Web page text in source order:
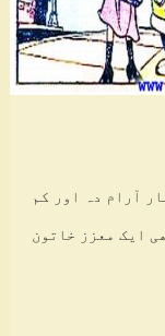
آرام دہ اور کم
ایک معزز خاتون